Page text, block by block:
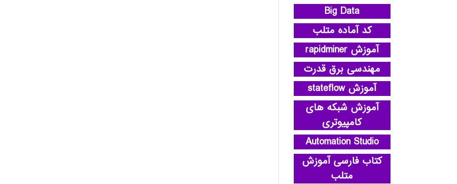
Big Data
کد آماده متلب
آموزش rapidminer
مهندسی برق قدرت
آموزش stateflow
آموزش شبکه های
کامپیوتری
Automation Studio
کتاب فارسی آموزش
متلب